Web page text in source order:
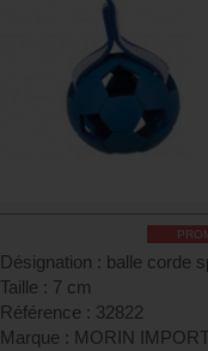
Désignation : balle corde
Taille : 7 cm
Référence : 32822
Marque : MORIN